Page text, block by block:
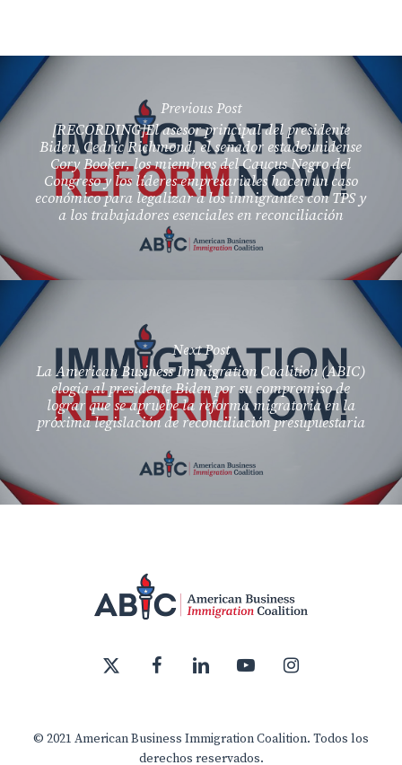
Previous Post
[RECORDING]El asesor principal del presidente
Biden, Cedric Richmond, el senador estadounidense
Cory Booker, los miembros del Caucus Negro del
Congreso y los líderes empresariales hacen un caso
económico para legalizar a los inmigrantes con TPS y
a los trabajadores esenciales en reconciliación
Next Post
La American Business Immigration Coalition (ABIC)
elogia al presidente Biden por su compromiso de
lograr que se apruebe la reforma migratoria en la
próxima legislación de reconciliación presupuestaria
twitter
facebook
© 2021 American Business Immigration Coalition. Todos los
derechos reservados.